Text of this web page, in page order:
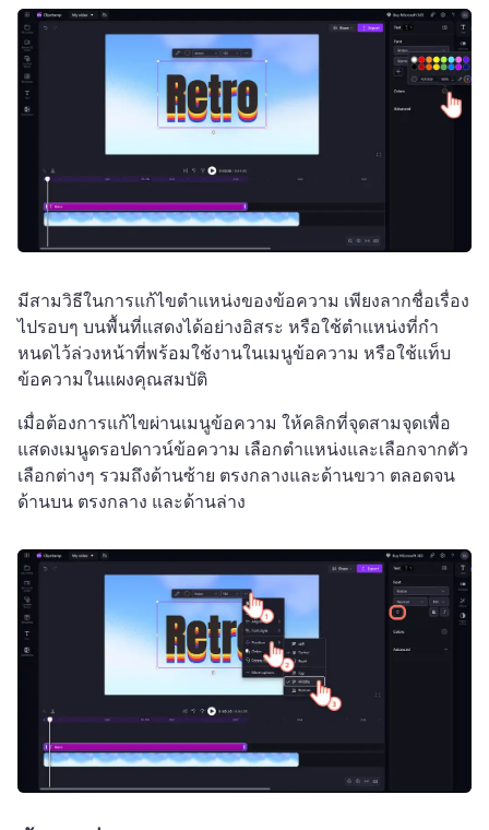
มีสามวิธีในการแก้ไขตําแหน่งของข้อความ เพียงลากชื่อเรื่อง
ไปรอบๆ บนพื้นที่แสดงได้อย่างอิสระ หรือใช้ตําแหน่งที่กํา
หนดไว้ล่วงหน้าที่พร้อมใช้งานในเมนูข้อความ หรือใช้แท็บ
ข้อความในแผงคุณสมบัติ
เมื่อต้องการแก้ไขผ่านเมนูข้อความ ให้คลิกที่จุดสามจุดเพื่อ
แสดงเมนูดรอปดาวน์ข้อความ เลือกตำแหน่งและเลือกจากตัว
เลือกต่างๆ รวมถึงด้านซ้าย ตรงกลางและด้านขวา ตลอดจน
ด้านบน ตรงกลาง และด้านล่าง